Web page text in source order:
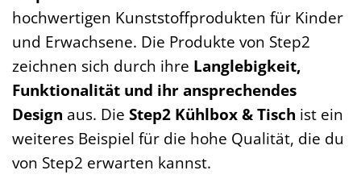
hochwertigen Kunststoffprodukten für Kinder
und Erwachsene. Die Produkte von Step2
zeichnen sich durch ihre Langlebigkeit,
Funktionalität und ihr ansprechendes
Design aus. Die Step2 Kühlbox & Tisch ist ein
weiteres Beispiel für die hohe Qualität, die du
von Step2 erwarten kannst.